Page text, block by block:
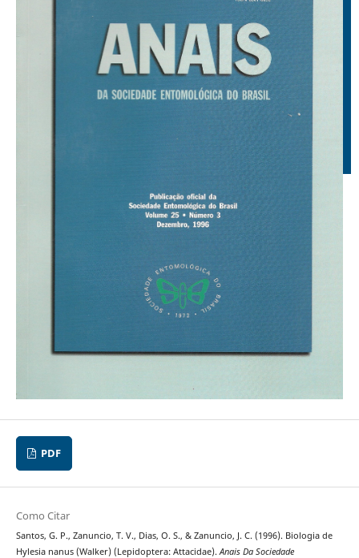
PDF
Como Citar
Santos, G. P., Zanuncio, T. V., Dias, O. S., & Zanuncio, J. C. (1996). Biologia de
Hylesia nanus (Walker) (Lepidoptera: Attacidae). Anais Da Sociedade